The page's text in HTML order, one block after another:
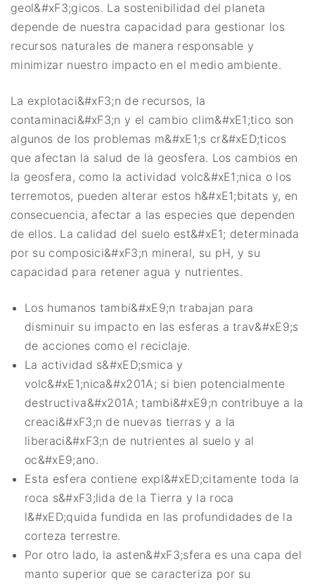
geol&#xF3;gicos. La sostenibilidad del planeta
depende de nuestra capacidad para gestionar los
recursos naturales de manera responsable y
minimizar nuestro impacto en el medio ambiente.
La explotaci&#xF3;n de recursos, la
contaminaci&#xF3;n y el cambio clim&#xE1;tico son
algunos de los problemas m&#xE1;s cr&#xED;ticos
que afectan la salud de la geosfera. Los cambios en
la geosfera, como la actividad volc&#xE1;nica o los
terremotos, pueden alterar estos h&#xE1;bitats y, en
consecuencia, afectar a las especies que dependen
de ellos. La calidad del suelo est&#xE1; determinada
por su composici&#xF3;n mineral, su pH, y su
capacidad para retener agua y nutrientes.
Los humanos tambi&#xE9;n trabajan para
disminuir su impacto en las esferas a trav&#xE9;s
de acciones como el reciclaje.
La actividad s&#xED;smica y
volc&#xE1;nica&#x201A; si bien potencialmente
destructiva&#x201A; tambi&#xE9;n contribuye a la
creaci&#xF3;n de nuevas tierras y a la
liberaci&#xF3;n de nutrientes al suelo y al
oc&#xE9;ano.
Esta esfera contiene expl&#xED;citamente toda la
roca s&#xF3;lida de la Tierra y la roca
l&#xED;quida fundida en las profundidades de la
corteza terrestre.
Por otro lado, la asten&#xF3;sfera es una capa del
manto superior que se caracteriza por su